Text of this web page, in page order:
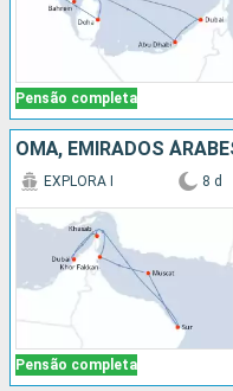
Pensão completa
OMÃ, EMIRADOS
Pensão completa
EXPLORA I 8 d